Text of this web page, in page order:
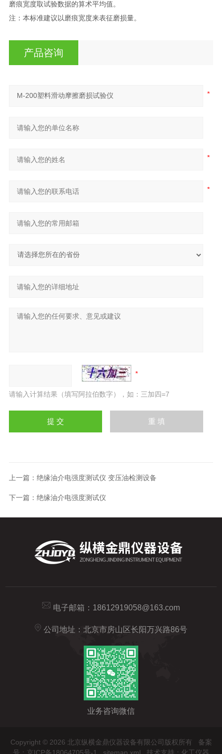
磨痕宽度取试验数据的算术平均值。
注：本标准建议以磨痕宽度来表征磨损量。
产品咨询
请输入计算结果（填写阿拉伯数字），如：三加四=7
上一篇： 绝缘油介电强度测试仪 变压油检测设备
下一篇： 绝缘油介电强度测试仪
电子邮箱： 18612919058@163.com
公司地址：北京市房山区长阳万兴路86号
业务咨询微信
Copyright © 2026 北京纵横金鼎仪器设备有限公司版权所有 备案
号：京ICP备18064705号-1
sitemap.xml 技术支持： 化工仪器